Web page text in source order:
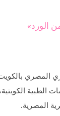
الورد»
المصرية.